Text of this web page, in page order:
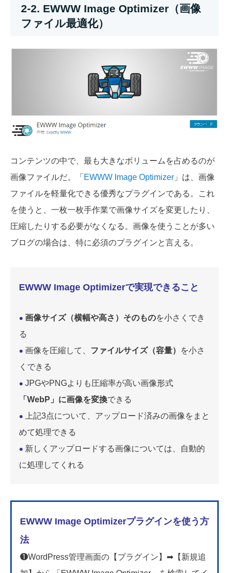
2-2. EWWW Image Optimizer（画像
ファイル最適化）
コンテンツの中で、最も大きなボリュームを占めるのが
画像ファイルだ。「 EWWW Image Optimizer 」は、画像
ファイルを軽量化できる優秀なプラグインである。これ
を使うと、一枚一枚手作業で画像サイズを変更したり、
圧縮したりする必要がなくなる。画像を使うことが多い
ブログの場合は、特に必須のプラグインと言える。
EWWW Image Optimizerで実現できること
● 画像サイズ（横幅や高さ）そのものを小さくでき
る
● 画像を圧縮して、 ファイルサイズ（容量）
を小さ
くできる
● JPGやPNGよりも圧縮率が高い画像形式
「WebP」に画像を変換できる
●
上記3点について、アップロード済みの画像をまと
めて処理できる
● 新しくアップロードする画像については、自動的
に処理してくれる
EWWW Image Optimizerプラグインを使う方
法
❶WordPress管理画面の【プラグイン】➡【新規追